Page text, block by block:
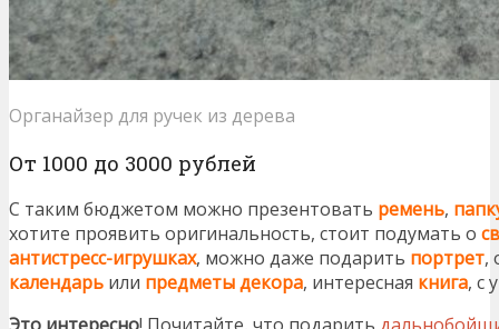
Органайзер для ручек из дерева
От 1000 до 3000 рублей
С таким бюджетом можно презентовать ремень,
хотите проявить оригинальность, стоит подумать о
антистресс-игрушках, можно даже подарить портрет,
календарь или предметы декора, интересная книга, с